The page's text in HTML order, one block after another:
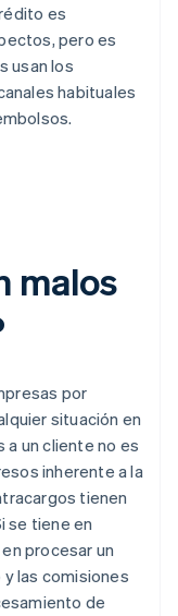
es
pero es
usan los
habituales
malos
por
situación en
un cliente no es
inherente a la
tienen
se tiene en
procesar un
las comisiones
de